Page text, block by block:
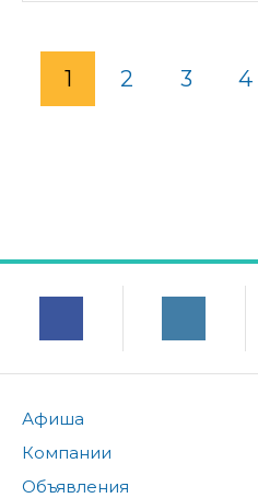
1 2 3 4
Афиша
Компании
Объявления